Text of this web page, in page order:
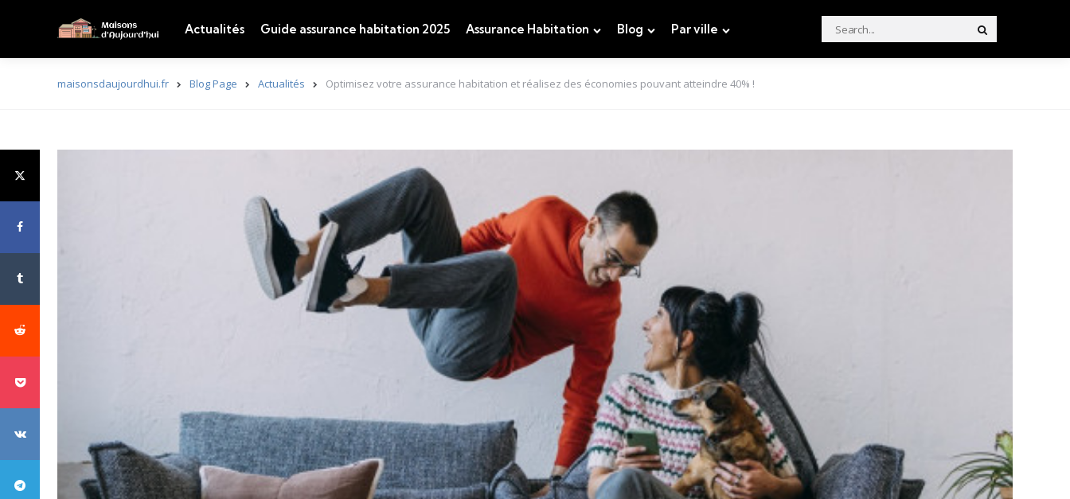
Actualités Guide assurance habitation 2025 Assurance Habitation Blog Par ville
Search
for:
maisonsdaujourdhui.fr Blog Page Actualités Optimisez votre assurance habitation et réalisez des économies pouvant atteindre 40% !